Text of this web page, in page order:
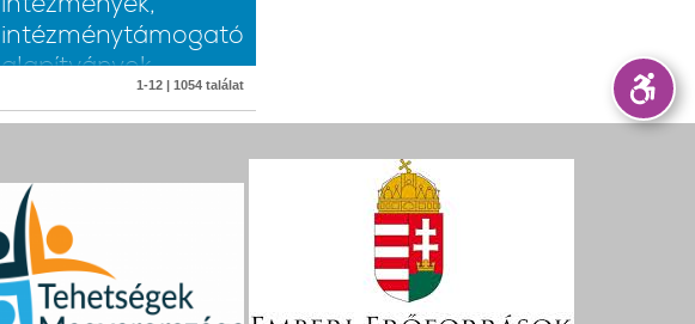
intézménytámogató
alapítványok
Tanévkezdő nevelőközösségi
intézménytámogató alapítványok
számára
Kössön le egy tanévindító
csapatépítő foglalkozást 2026.
július 1-ig!
Választható napok: augusztus 25,
26, 27.
1-12 | 1054 találat